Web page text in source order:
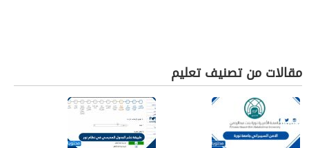
مقالات من تصنيف تعليم